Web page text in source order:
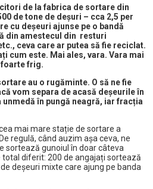
de la fabrica de sortare din
de tone de deșuri – cca 2,5 per
cu deșeuri ajunse pe o bandă
din amestecul din resturi
ceva care ar putea să fie reciclat.
cum este. Mai ales, vara. Vara mai
frig.
au o rugăminte. O să ne fie
vom separa de acasă deșeurile în
în pungă neagră, iar fracția
mai mare stație de sortare a
regulă, când auzim așa ceva, ne
sortează gunoiul în doar câteva
diferit: 200 de angajați sortează
deșeuri mixte care ajung pe banda